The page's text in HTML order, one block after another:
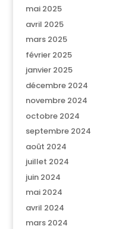
mai 2025
avril 2025
mars 2025
février 2025
janvier 2025
décembre 2024
novembre 2024
octobre 2024
septembre 2024
août 2024
juillet 2024
juin 2024
mai 2024
avril 2024
mars 2024